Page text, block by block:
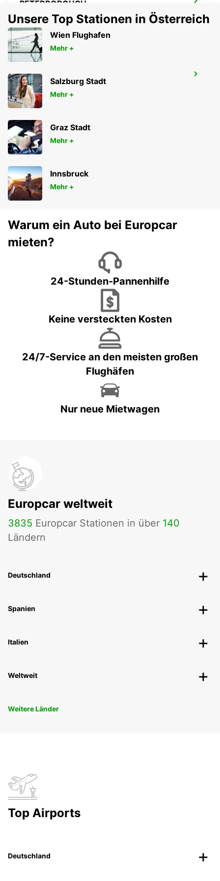
PETERBOROUGH
PETERBOROUGH - UNITED KINGDOM
LONDON HEATHROW FLUGHAFEN
LONDON - UNITED KINGDOM
Unsere Top Stationen in Österreich
Wien Flughafen
Mehr +
Salzburg Stadt
Mehr +
Graz Stadt
Mehr +
Innsbruck
Mehr +
Warum ein Auto bei Europcar
mieten?
24-Stunden-Pannenhilfe
Keine versteckten Kosten
24/7-Service an den meisten großen
Flughäfen
Nur neue Mietwagen
Europcar weltweit
3835 Europcar Stationen in über 140
Ländern
Deutschland
Spanien
Italien
Weltweit
Weitere Länder
Top Airports
Deutschland